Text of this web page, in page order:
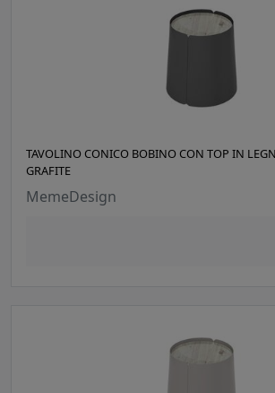
TAVOLINO CONICO BOBINO CON TOP IN
GRAFITE
MemeDesign